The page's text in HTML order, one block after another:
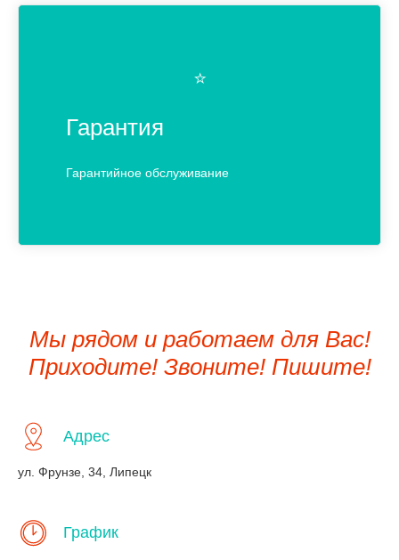
⭐️
Гарантия
Гарантийное обслуживание
Мы рядом и работаем для Вас!
Приходите! Звоните! Пишите!
Адрес
ул. Фрунзе, 34, Липецк
График